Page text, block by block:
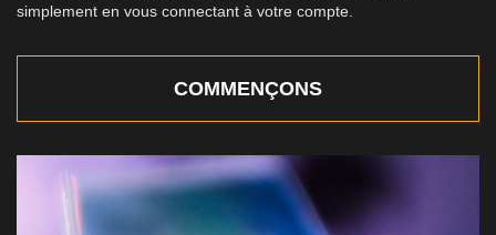
simplement en vous connectant à votre compte.
COMMENÇONS